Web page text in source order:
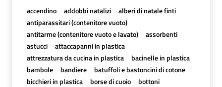
accendino addobbi natalizi
alberi di natale finti
antiparassitari (contenitore vuoto)
antitarme (contenitore vuoto e lavato)
assorbenti
astucci
attaccapanni in plastica
attrezzatura da cucina in plastica
bacinelle in plastica
bambole
bandiere
batuffoli e bastoncini di cotone
bicchieri in plastica
borse di cuoio
bottoni